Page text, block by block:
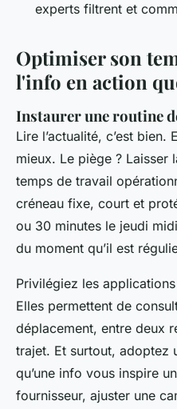
experts filtrent et
Optimiser son
l'info en action
Instaurer une routine
Lire l’actualité, c’est bien.
mieux. Le piège ? Laisser
temps de travail
créneau fixe, court et
ou 30 minutes le jeudi
du moment qu’il est
Privilégiez les
Elles permettent de
déplacement, entre deux
trajet. Et surtout, adoptez
qu’une info vous inspire
fournisseur, ajuster une